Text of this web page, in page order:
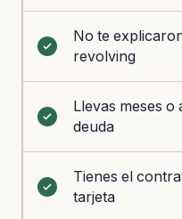
No te
revolving
Llevas meses
deuda
Tienes el
tarjeta